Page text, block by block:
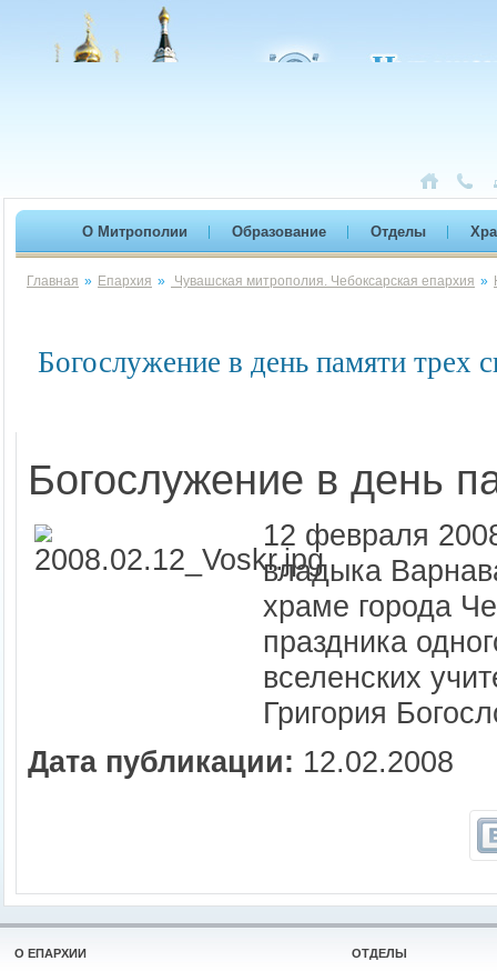
О Митрополии Образование Отделы
Главная » Епархия » Чувашская митрополия. Чебоксарская епархия »
Богослужение в день памяти трех
Богослужение в день
12 февраля
владыка
храме города
праздника
вселенских
Григория
Дата публикации: 12.02.2008
О ЕПАРХИИ
ОТДЕЛЫ